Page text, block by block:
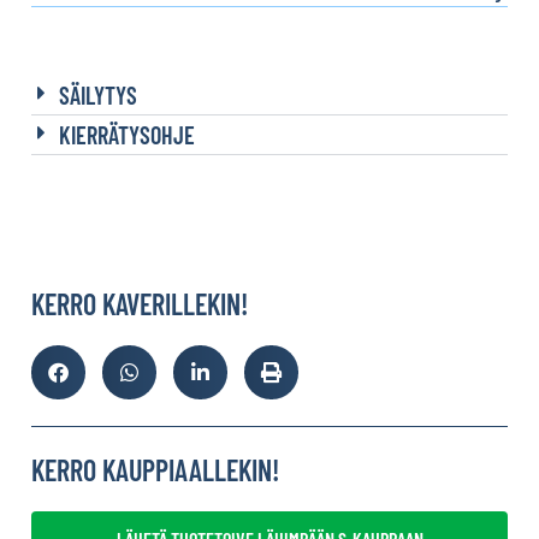
SÄILYTYS
KIERRÄTYSOHJE
KERRO KAVERILLEKIN!
KERRO KAUPPIAALLEKIN!